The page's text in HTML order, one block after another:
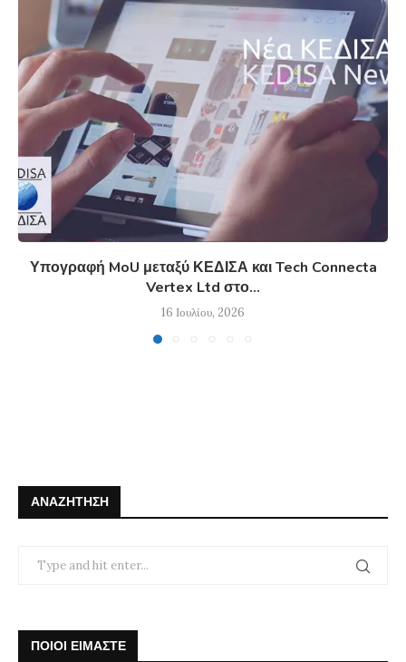
Υπογραφή MoU μεταξύ ΚΕΔΙΣΑ και Tech Connecta
Vertex Ltd στο...
16 Ιουλίου, 2026
ΑΝΑΖΉΤΗΣΗ
ΠΟΙΟΙ ΕΙΜΑΣΤΕ